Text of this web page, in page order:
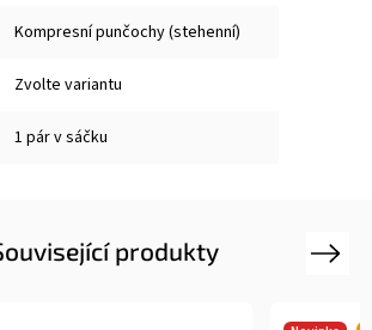
Kompresní punčochy (stehenní)
Zvolte variantu
1 pár v sáčku
produkty Next